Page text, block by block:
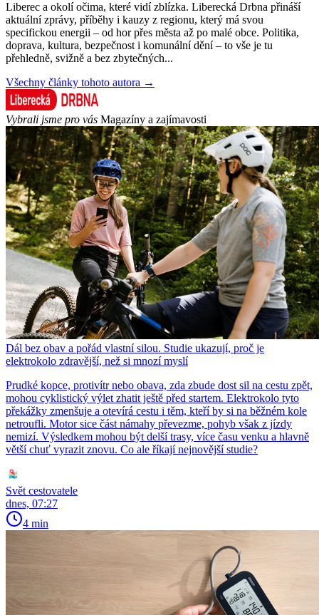
Liberec a okolí očima, které vidí zblízka. Liberecká Drbna přináší
aktuální zprávy, příběhy i kauzy z regionu, který má svou
specifickou energii – od hor přes města až po malé obce. Politika,
doprava, kultura, bezpečnost i komunální dění – to vše je tu
přehledně, svižně a bez zbytečných...
Všechny články tohoto autora →
Vybrali jsme pro vás Magazíny a zajímavosti
Dál bez obav a pořád vlastní silou. Studie ukazují, proč je
elektrokolo zdravější, než si mnozí myslí
Prudké kopce, protivítr nebo obava, zda zbude dost sil na cestu zpět,
mohou cyklistický výlet zhatit ještě před startem. Elektrokolo tyto
překážky zmenšuje a otevírá cestu i těm, kteří by si na běžném kole
netroufli. Motor sice část námahy převezme, pohyb však z jízdy
nemizí. Výsledkem mohou být delší trasy, více času venku a hlavně
větší chuť vyrazit znovu. Co ale říkají nejnovější studie?
Svět cestovatele
dnes, 07:27
4 min